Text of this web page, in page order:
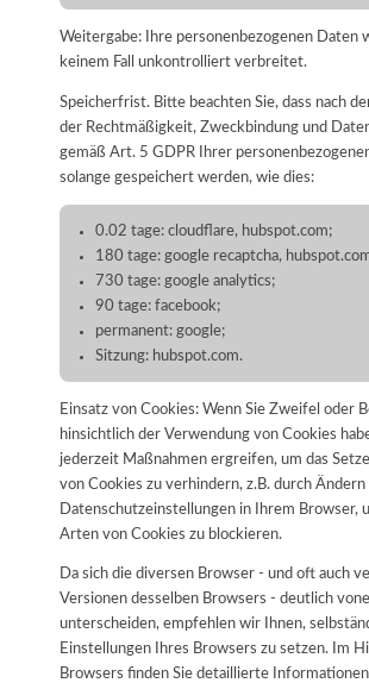
Weitergabe: Ihre personenbezogenen Daten
keinem Fall unkontrolliert verbreitet.
Speicherfrist. Bitte beachten Sie, dass nach
der Rechtmäßigkeit, Zweckbindung und
gemäß Art. 5 GDPR Ihrer
solange gespeichert werden, wie dies:
0.02 tage: cloudflare, hubspot.com;
180 tage: google recaptcha,
730 tage: google analytics;
90 tage: facebook;
permanent: google;
Sitzung: hubspot.com.
Einsatz von Cookies: Wenn Sie Zweifel oder
hinsichtlich der Verwendung von Cookies
jederzeit Maßnahmen ergreifen, um das
von Cookies zu verhindern, z.B. durch Ändern
Datenschutzeinstellungen in Ihrem Browser,
Arten von Cookies zu blockieren.
Da sich die diversen Browser - und oft auch
Versionen desselben Browsers - deutlich
unterscheiden, empfehlen wir Ihnen,
Einstellungen Ihres Browsers zu setzen. Im
Browsers finden Sie detaillierte